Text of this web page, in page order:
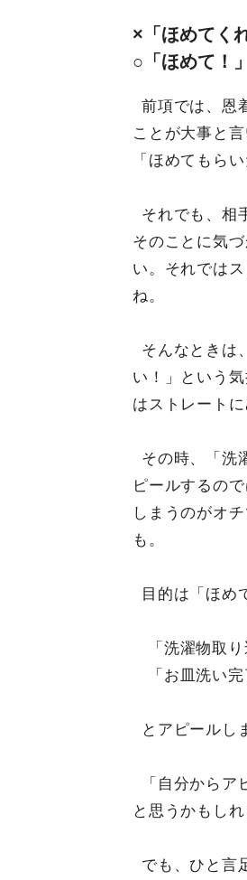
×「ほめてく
○「ほめて！
前項では、恩
ことが大事と
「ほめてもら
それでも、相
そのことに気
い。それでは
ね。
そんなときは
い！」という
はストレート
その時、「洗
ピールするの
しまうのがオ
も。
目的は「ほめ
「洗濯物取
「お皿洗い
とアピールし
「自分から
と思うかもし
でも、ひと言